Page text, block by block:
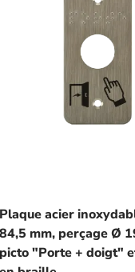
Plaque acier
84,5 mm, perçage Ø
picto "Porte + doigt"